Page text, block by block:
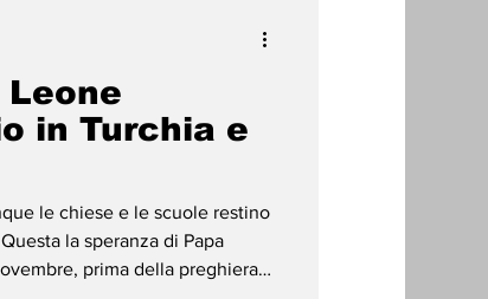
Leone
in Turchia e
le chiese e le scuole restino
la speranza di Papa
prima della preghiera